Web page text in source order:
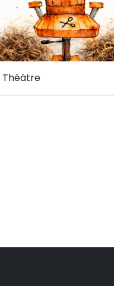
Théâtre